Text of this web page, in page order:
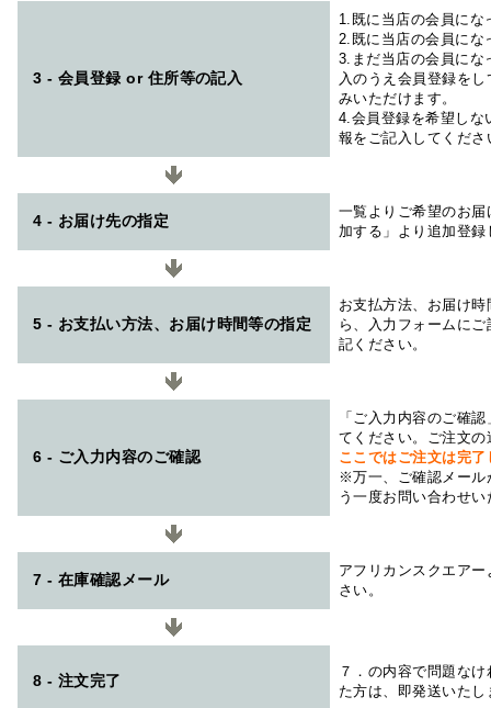
3 - 会員登録 or 住所等の記入
1.既に当店の会員にな
2.既に当店の会員にな
3.まだ当店の会員にな
入のうえ会員登録を
みいただけます。
4.会員登録を希望しな
報をご記入してくださ
4 - お届け先の指定
一覧よりご希望のお
加する」より追加登
5 - お支払い方法、お届け時間等の指定
お支払方法、お届け
ら、入力フォームに
記ください。
6 - ご入力内容のご確認
「ご入力内容のご確
てください。ご注文
ここではご注文は完
※万一、ご確認メール
う一度お問い合わせ
7 - 在庫確認メール
アフリカンスクエアー
さい。
8 - 注文完了
７．の内容で問題な
た方は、即発送いたし